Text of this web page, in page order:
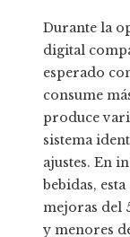
Durante la
digital
esperado
consume
produce
sistema
ajustes. En
bebidas,
mejoras del
y menores